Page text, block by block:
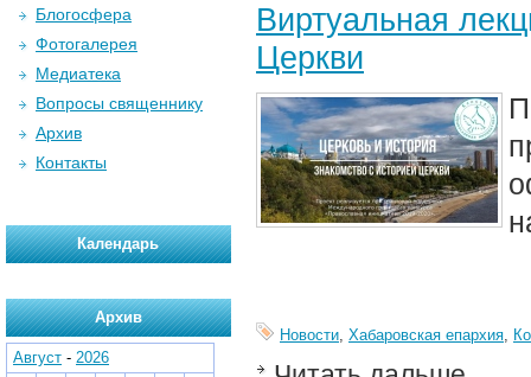
Виртуальная
Церкви
Новости, Хабаровская епархия,
Блогосфера
Фотогалерея
Медиатека
Вопросы священнику
Архив
Контакты
Календарь
Архив
Август - 2026